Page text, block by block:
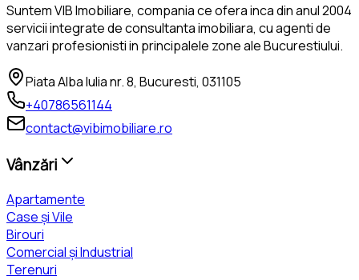
Suntem VIB Imobiliare, compania ce ofera inca din anul 2004
servicii integrate de consultanta imobiliara, cu agenti de
vanzari profesionisti in principalele zone ale Bucurestiului.
Piata Alba Iulia nr. 8, Bucuresti, 031105
+40786561144
contact@vibimobiliare.ro
Vânzări
Apartamente
Case și Vile
Birouri
Comercial și Industrial
Terenuri